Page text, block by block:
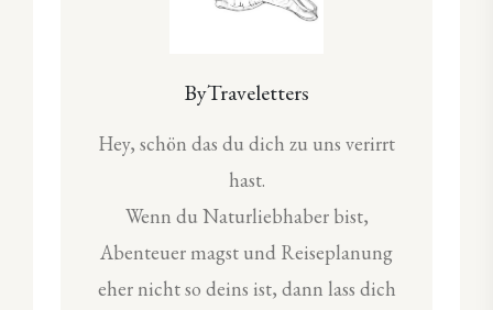
ByTraveletters
Hey, schön das du dich zu uns verirrt
hast.
Wenn du Naturliebhaber bist,
Abenteuer magst und Reiseplanung
eher nicht so deins ist, dann lass dich